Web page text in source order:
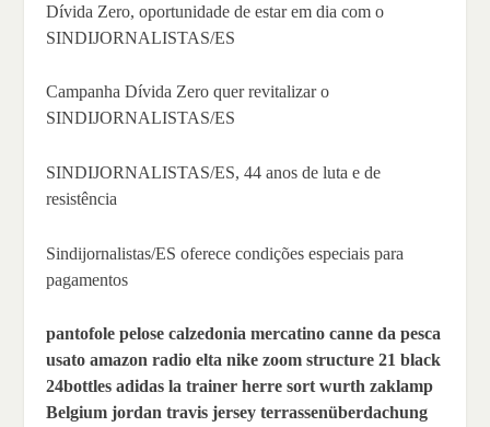
Dívida Zero, oportunidade de estar em dia com o
SINDIJORNALISTAS/ES
Campanha Dívida Zero quer revitalizar o
SINDIJORNALISTAS/ES
SINDIJORNALISTAS/ES, 44 anos de luta e de
resistência
Sindijornalistas/ES oferece condições especiais para
pagamentos
pantofole pelose calzedonia mercatino canne da pesca
usato amazon radio elta nike zoom structure 21 black
24bottles adidas la trainer herre sort wurth zaklamp
Belgium jordan travis jersey terrassenüberdachung